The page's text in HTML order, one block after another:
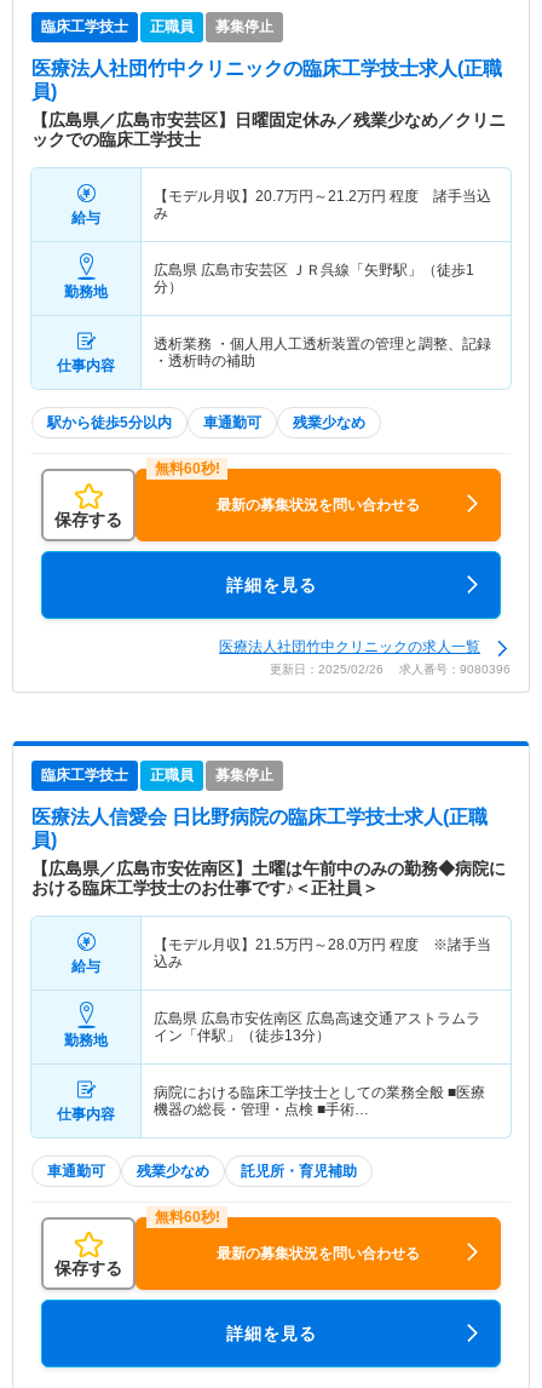
臨床工学技士 正職員 募集停止
医療法人社団竹中クリニックの臨床工学技士求人(正職
員)
【広島県／広島市安芸区】日曜固定休み／残業少なめ／クリニ
ックでの臨床工学技士
給与
【モデル月収】 20.7万円～21.2万円 程度 諸手当込
み
勤務地
広島県 広島市安芸区 ＪＲ呉線「矢野駅」（徒歩1
分）
仕事内容
透析業務 ・個人用人工透析装置の管理と調整、記録
・透析時の補助
駅から徒歩5分以内 車通勤可 残業少なめ
保存する
最新の募集状況を問い合わせる
詳細を見る
医療法人社団竹中クリニックの求人一覧
更新日：2025/02/26 求人番号：9080396
臨床工学技士 正職員 募集停止
医療法人信愛会 日比野病院の臨床工学技士求人(正職
員)
【広島県／広島市安佐南区】土曜は午前中のみの勤務◆病院に
おける臨床工学技士のお仕事です♪＜正社員＞
給与
【モデル月収】 21.5万円～28.0万円 程度 ※諸手当
込み
勤務地
広島県 広島市安佐南区 広島高速交通アストラムラ
イン「伴駅」（徒歩13分）
仕事内容
病院における臨床工学技士としての業務全般 ■医療
機器の総長・管理・点検 ■手術…
車通勤可 残業少なめ 託児所・育児補助
保存する
最新の募集状況を問い合わせる
詳細を見る